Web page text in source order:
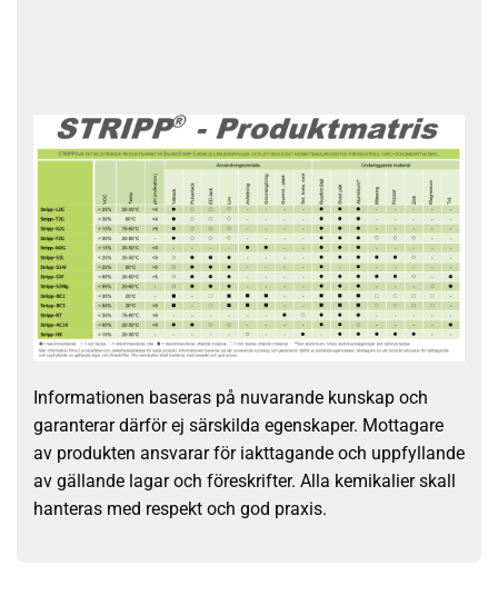
Informationen baseras på nuvarande kunskap och
garanterar därför ej särskilda egenskaper. Mottagare
av produkten ansvarar för iakttagande och uppfyllande
av gällande lagar och föreskrifter. Alla kemikalier skall
hanteras med respekt och god praxis.